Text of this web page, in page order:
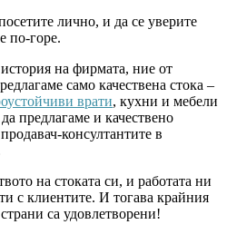
лично, и да се уверите
по-горе.
на фирмата, ние от
само качествена стока –
врати, кухни и мебели
предлагаме и качествено
консултантите в
на стоката си, и работата ни
с клиентите. И тогава крайния
са удовлетворени!